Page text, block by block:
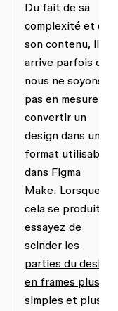
Du fait de sa
complexité et de
son contenu, il
arrive parfois que
nous ne soyons
pas en mesure de
convertir un
design dans un
format utilisable
dans Figma
Make. Lorsque
cela se produit,
essayez de
scinder les
parties du design
en frames plus
simples et plus